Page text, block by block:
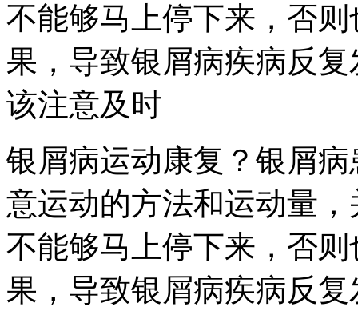
不能够马上停下来，否
果，导致银屑病疾病反
该注意及时
银屑病运动康复？银屑
意运动的方法和运动量
不能够马上停下来，否
果，导致银屑病疾病反